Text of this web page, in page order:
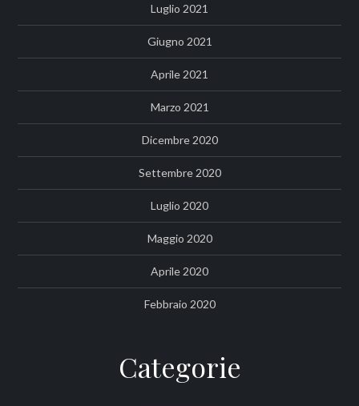
Luglio 2021
Giugno 2021
Aprile 2021
Marzo 2021
Dicembre 2020
Settembre 2020
Luglio 2020
Maggio 2020
Aprile 2020
Febbraio 2020
Categorie